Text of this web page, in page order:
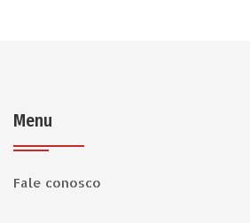
Menu
Fale conosco